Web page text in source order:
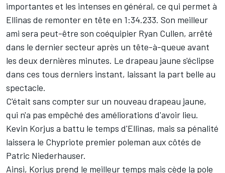
importantes et les intenses en général, ce qui permet à
Ellinas de remonter en tête en 1:34.233. Son meilleur
ami sera peut-être son coéquipier Ryan Cullen, arrêté
dans le dernier secteur après un tête-à-queue avant
les deux dernières minutes. Le drapeau jaune s'éclipse
dans ces tous derniers instant, laissant la part belle au
spectacle.
C'était sans compter sur un nouveau drapeau jaune,
qui n'a pas empêché des améliorations d'avoir lieu.
Kevin Korjus a battu le temps d'Ellinas, mais sa pénalité
laissera le Chypriote premier poleman aux côtés de
Patric Niederhauser.
Ainsi, Korjus prend le meilleur temps mais cède la pole